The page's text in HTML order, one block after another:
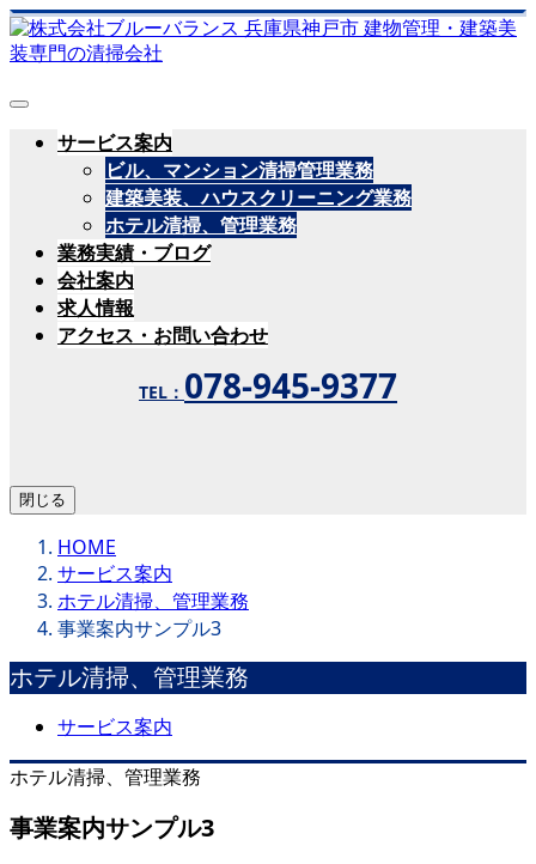
サービス案内
ビル、マンション清掃管理業務
建築美装、ハウスクリーニング業務
ホテル清掃、管理業務
業務実績・ブログ
会社案内
求人情報
アクセス・お問い合わせ
TEL： 078-945-9377
閉じる
HOME
サービス案内
ホテル清掃、管理業務
事業案内サンプル3
ホテル清掃、管理業務
サービス案内
ホテル清掃、管理業務
事業案内サンプル3